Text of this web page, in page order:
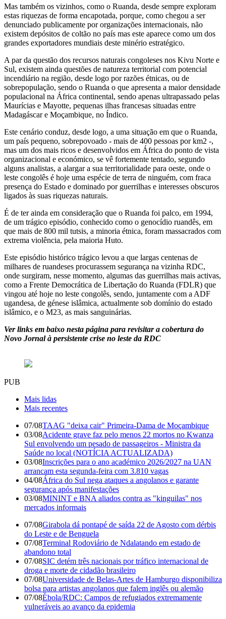
Mas também os vizinhos, como o Ruanda, desde sempre exploram
estas riquezas de forma encapotada, porque, como chegou a ser
denunciado publicamente por organizações internacionais, não
existem depósitos de coltão no país mas este aparece como um dos
grandes exportadores mundiais deste minério estratégico.
A par da questão dos recursos naturais congoleses nos Kivu Norte e
Sul, existem ainda questões de natureza territorial com potencial
incendiário na região, desde logo por razões étnicas, ou de
sobrepopulação, sendo o Ruanda o que apresenta a maior densidade
populacional na África continental, sendo apenas ultrapassado pelas
Maurícias e Mayotte, pequenas ilhas francesas situadas entre
Madagáscar e Moçambique, no Índico.
Este cenário conduz, desde logo, a uma situação em que o Ruanda,
um país pequeno, sobrepovoado - mais de 400 pessoas por km2 -,
mas um dos mais ricos e desenvolvidos em África do ponto de vista
organizacional e económico, se vê fortemente tentado, segundo
alguns analistas, a alargar a sua territorialidade para oeste, onde o
leste congolês é hoje uma espécie de terra de ninguém, com fraca
presença do Estado e dominado por guerrilhas e interesses obscuros
ligados às suas riquezas naturais.
É de ter ainda em consideração que o Ruanda foi palco, em 1994,
de um trágico episódio, conhecido como o genocídio ruandês, em
que mais de 800 mil tutsis, a minoria étnica, foram massacrados com
extrema violência, pela maioria Huto.
Este episódio histórico trágico levou a que largas centenas de
milhares de ruandeses procurassem segurança na vizinha RDC,
onde surgiram, nesse momento, algumas das guerrilhas mais activas,
como a Frente Democrática de Libertação do Ruanda (FDLR) que
vingou até hoje no leste congolês, sendo, juntamente com a ADF
ugandesa, de génese islâmica, actualmente sob domínio do estado
islâmico, e o M23, as mais sanguinárias.
Ver links em baixo nesta página para revisitar a cobertura do
Novo Jornal à persistente crise no leste da RDC
PUB
Mais lidas
Mais recentes
07/08TAAG "deixa cair" Primeira-Dama de Moçambique
03/08Acidente grave faz pelo menos 22 mortos no Kwanza
Sul envolvendo um pesado de passageiros - Ministra da
Saúde no local (NOTÍCIA ACTUALIZADA)
03/08Inscrições para o ano académico 2026/2027 na UAN
arrancam esta segunda-feira com 3.810 vagas
04/08África do Sul nega ataques a angolanos e garante
segurança após manifestações
03/08MININT e BNA aliados contra as "kinguilas" nos
mercados informais
07/08Girabola dá pontapé de saída 22 de Agosto com dérbis
do Leste e de Benguela
07/08Terminal Rodoviário de Ndalatando em estado de
abandono total
07/08SIC detém três nacionais por tráfico internacional de
droga e morte de cidadão brasileiro
07/08Universidade de Belas-Artes de Hamburgo disponibiliza
bolsa para artistas angolanos que falem inglês ou alemão
07/08Ébola/RDC: Campos de refugiados extremamente
vulneráveis ao avanço da epidemia